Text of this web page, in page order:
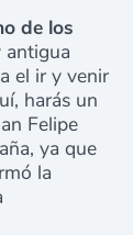
de los
antigua
el ir y venir
harás un
Felipe
ya que
la